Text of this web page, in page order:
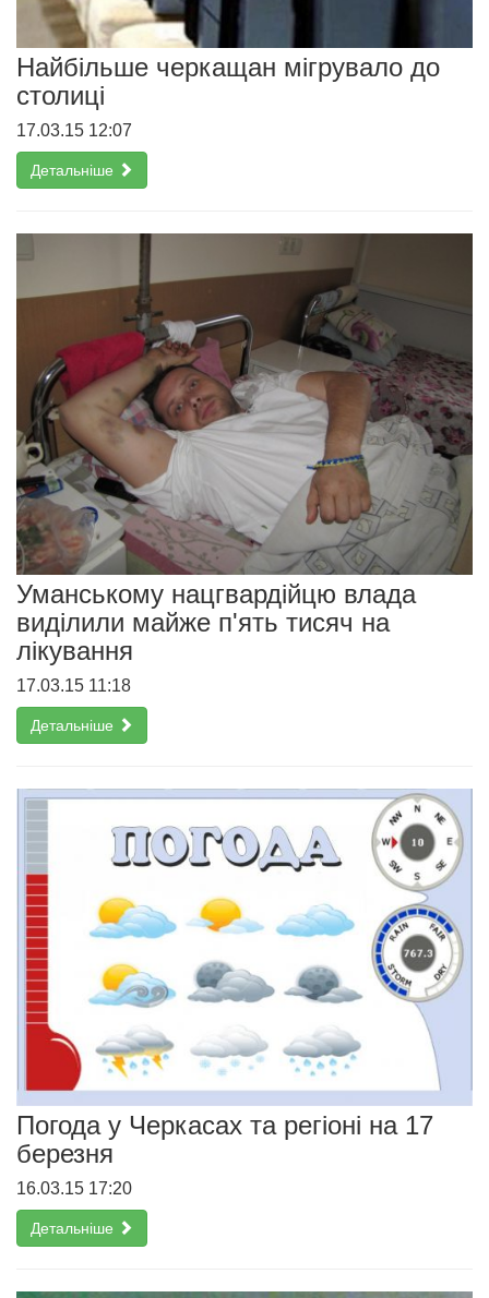
Найбільше черкащан мігрувало до
столиці
17.03.15 12:07
Детальніше
Уманському нацгвардійцю влада
виділили майже п'ять тисяч на
лікування
17.03.15 11:18
Детальніше
Погода у Черкасах та регіоні на 17
березня
16.03.15 17:20
Детальніше